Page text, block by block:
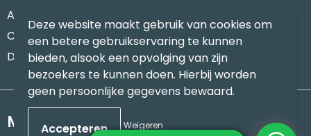
Algemene voorwaarden
Cookieverklaring
Disclaimer
Meld je aan voor onze nieuwsbrief
Deze website maakt gebruik van cookies om
een betere gebruikservaring te kunnen
bieden, alsook een opvolging van zijn
bezoekers te kunnen doen. Hierbij worden
geen persoonlijke gegevens bewaard.
Weigeren